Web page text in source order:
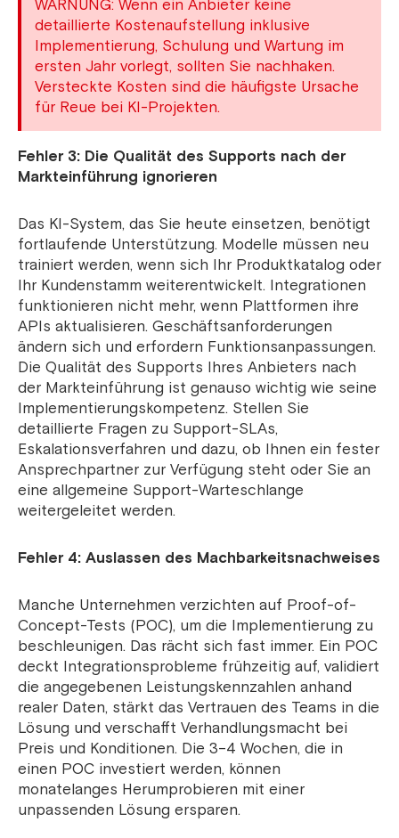
WARNUNG: Wenn ein Anbieter keine
detaillierte Kostenaufstellung inklusive
Implementierung, Schulung und Wartung im
ersten Jahr vorlegt, sollten Sie nachhaken.
Versteckte Kosten sind die häufigste Ursache
für Reue bei KI-Projekten.
Fehler 3: Die Qualität des Supports nach der
Markteinführung ignorieren
Das KI-System, das Sie heute einsetzen, benötigt
fortlaufende Unterstützung. Modelle müssen neu
trainiert werden, wenn sich Ihr Produktkatalog oder
Ihr Kundenstamm weiterentwickelt. Integrationen
funktionieren nicht mehr, wenn Plattformen ihre
APIs aktualisieren. Geschäftsanforderungen
ändern sich und erfordern Funktionsanpassungen.
Die Qualität des Supports Ihres Anbieters nach
der Markteinführung ist genauso wichtig wie seine
Implementierungskompetenz. Stellen Sie
detaillierte Fragen zu Support-SLAs,
Eskalationsverfahren und dazu, ob Ihnen ein fester
Ansprechpartner zur Verfügung steht oder Sie an
eine allgemeine Support-Warteschlange
weitergeleitet werden.
Fehler 4: Auslassen des Machbarkeitsnachweises
Manche Unternehmen verzichten auf Proof-of-
Concept-Tests (POC), um die Implementierung zu
beschleunigen. Das rächt sich fast immer. Ein POC
deckt Integrationsprobleme frühzeitig auf, validiert
die angegebenen Leistungskennzahlen anhand
realer Daten, stärkt das Vertrauen des Teams in die
Lösung und verschafft Verhandlungsmacht bei
Preis und Konditionen. Die 3–4 Wochen, die in
einen POC investiert werden, können
monatelanges Herumprobieren mit einer
unpassenden Lösung ersparen.